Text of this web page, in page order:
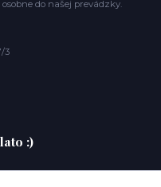
do našej prevádzky.
3
:)